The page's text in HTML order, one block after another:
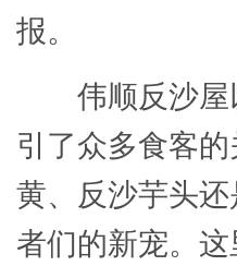
报。
伟顺反沙屋
引了众多食客
黄、反沙芋头
者们的新宠。